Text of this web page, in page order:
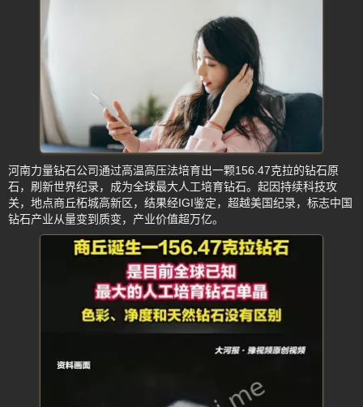
河南力量钻石公司通过高温高压法培育出一颗156.47克拉的钻石原
石，刷新世界纪录，成为全球最大人工培育钻石。起因持续科技攻
关，地点商丘柘城高新区，结果经IGI鉴定，超越美国纪录，标志中国
钻石产业从量变到质变，产业价值超万亿。